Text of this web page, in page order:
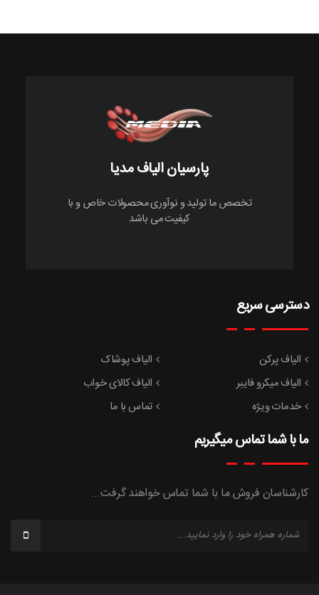
پارسیان الیاف مدیا
تخصص ما توليد و نوآوری محصولات خاص و با
كيفيت می باشد
دسترسی سریع
الیاف پرکن
الیاف پوشاک
الیاف میکرو فایبر
الیاف کالای خواب
خدمات ویژه
تماس با ما
ما با شما تماس میگیریم
کارشناسان فروش ما با شما تماس خواهند گرفت...